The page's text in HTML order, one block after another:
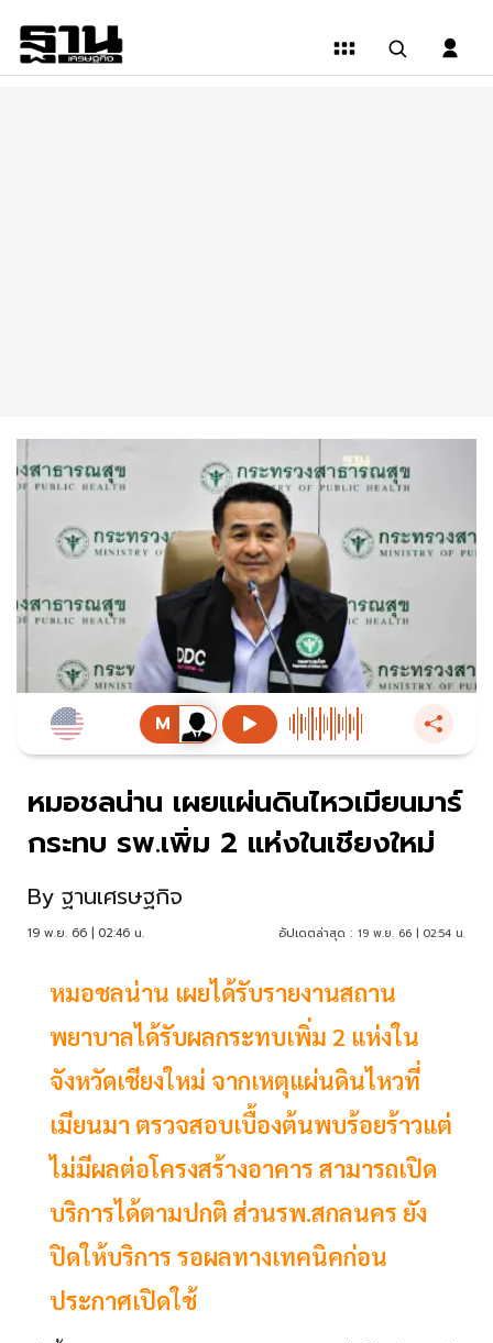
หมอชลน่าน เผยแผ่นดินไหวเมียนมาร์
กระทบ รพ.เพิ่ม 2 แห่งในเชียงใหม่
By ฐานเศรษฐกิจ
19 พ.ย. 66 | 02:46 น. อัปเดตล่าสุด : 19 พ.ย. 66 | 02:54 น.
หมอชลน่าน เผยได้รับรายงานสถาน
พยาบาลได้รับผลกระทบเพิ่ม 2 แห่งใน
จังหวัดเชียงใหม่ จากเหตุแผ่นดินไหวที่
เมียนมา ตรวจสอบเบื้องต้นพบร้อยร้าวแต่
ไม่มีผลต่อโครงสร้างอาคาร สามารถเปิด
บริการได้ตามปกติ ส่วนรพ.สกลนคร ยัง
ปิดให้บริการ รอผลทางเทคนิคก่อน
ประกาศเปิดใช้